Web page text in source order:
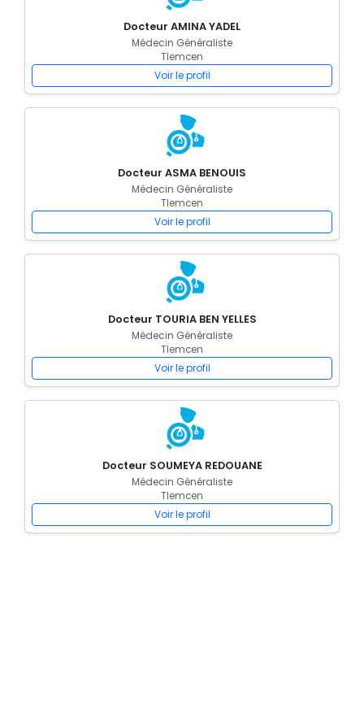
Docteur AMINA YADEL
Médecin Généraliste
Tlemcen
Voir le profil
Docteur ASMA BENOUIS
Médecin Généraliste
Tlemcen
Voir le profil
Docteur TOURIA BEN YELLES
Médecin Généraliste
Tlemcen
Voir le profil
Docteur SOUMEYA REDOUANE
Médecin Généraliste
Tlemcen
Voir le profil